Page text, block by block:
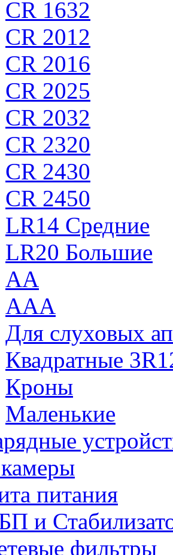
CR 1632
CR 2012
CR 2016
CR 2025
CR 2032
CR 2320
CR 2430
CR 2450
LR14 Средние
LR20 Большие
АА
ААА
Для слуховых
Квадратные
Кроны
Маленькие
питания
и
фильтры